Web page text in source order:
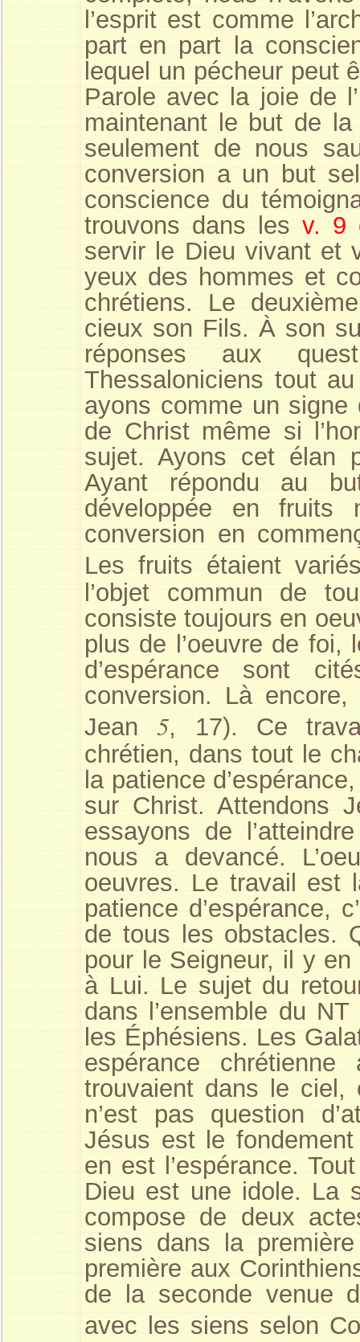
l’esprit est comme
part en part la
lequel un pécheur peut
Parole avec la joie de
maintenant le but de
seulement de nous
conversion a un but
conscience du
trouvons dans lesv. 9
servir le Dieu vivant et
yeux des hommes et
chrétiens. Le
cieux son Fils. À son
réponses aux
Thessaloniciens tout
ayons comme un signe
de Christ même si
sujet. Ayons cet élan
Ayant répondu au
développée en fruits
conversion en
Les fruits étaient
l’objet commun de
consiste toujours en
plus de l’oeuvre de foi,
d’espérance sont
conversion. Là
Jean5, 17). Ce
chrétien, dans tout le
la patience
sur Christ. Attendons
essayons de
nous a devancé.
oeuvres. Le travail est
patience d’espérance,
de tous les obstacles.
pour le Seigneur, il y
à Lui. Le sujet du
dans l’ensemble du
les Éphésiens. Les
espérance
trouvaient dans le
n’est pas question
Jésus est le
en est l’espérance.
Dieu est une idole. La
compose de deux
siens dans la
première aux
de la seconde venue
avec les siens selon